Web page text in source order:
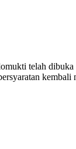
telah